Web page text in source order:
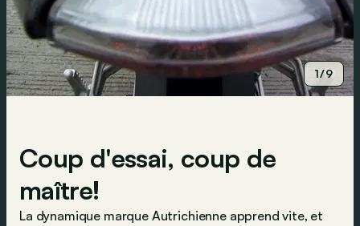
1/9
Coup d'essai, coup de
maître!
La dynamique marque Autrichienne apprend vite, et